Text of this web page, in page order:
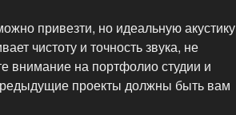
привезти, но идеальную акустику
чистоту и точность звука, не
внимание на портфолио студии и
проекты должны быть вам